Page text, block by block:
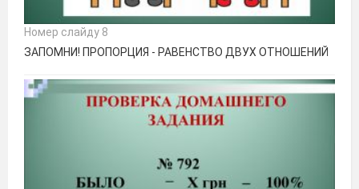
Номер слайду 8
ЗАПОМНИ! ПРОПОРЦИЯ - РАВЕНСТВО ДВУХ ОТНОШЕНИЙ